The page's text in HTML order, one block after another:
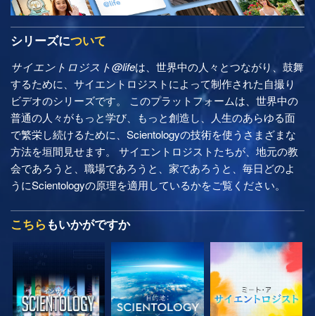
シリーズについて
サイエントロジスト@lifeは、世界中の人々とつながり、鼓舞
するために、サイエントロジストによって制作された自撮り
ビデオのシリーズです。 このプラットフォームは、世界中の
普通の人々がもっと学び、もっと創造し、人生のあらゆる面
で繁栄し続けるために、Scientologyの技術を使うさまざまな
方法を垣間見せます。 サイエントロジストたちが、地元の教
会であろうと、職場であろうと、家であろうと、毎日どのよ
うにScientologyの原理を適用しているかをご覧ください。
こちら もいかがですか